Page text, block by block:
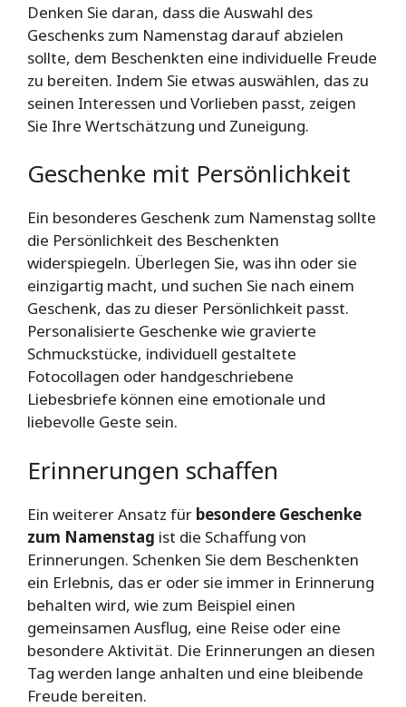
Denken Sie daran, dass die Auswahl des
Geschenks zum Namenstag darauf abzielen
sollte, dem Beschenkten eine individuelle Freude
zu bereiten. Indem Sie etwas auswählen, das zu
seinen Interessen und Vorlieben passt, zeigen
Sie Ihre Wertschätzung und Zuneigung.
Geschenke mit Persönlichkeit
Ein besonderes Geschenk zum Namenstag sollte
die Persönlichkeit des Beschenkten
widerspiegeln. Überlegen Sie, was ihn oder sie
einzigartig macht, und suchen Sie nach einem
Geschenk, das zu dieser Persönlichkeit passt.
Personalisierte Geschenke wie gravierte
Schmuckstücke, individuell gestaltete
Fotocollagen oder handgeschriebene
Liebesbriefe können eine emotionale und
liebevolle Geste sein.
Erinnerungen schaffen
Ein weiterer Ansatz für besondere Geschenke
zum Namenstag ist die Schaffung von
Erinnerungen. Schenken Sie dem Beschenkten
ein Erlebnis, das er oder sie immer in Erinnerung
behalten wird, wie zum Beispiel einen
gemeinsamen Ausflug, eine Reise oder eine
besondere Aktivität. Die Erinnerungen an diesen
Tag werden lange anhalten und eine bleibende
Freude bereiten.